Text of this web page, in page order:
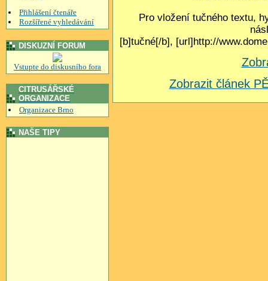
Přihlášení čtenáře
Rozšířené vyhledávání
DISKUZNÍ FORUM
Vstupte do diskusního fora
CITRUSÁŘSKÉ
ORGANIZACE
Organizace Brno
NAŠE TIPY
Pro vložení tučného textu,
[b]tučné[/b], [url]http://
Zobrazit článek